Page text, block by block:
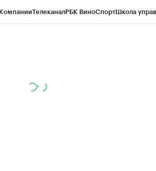
ТелеканалРБК ВиноСпортШкола